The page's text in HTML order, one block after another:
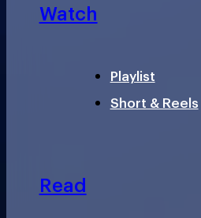
Watch
Playlist
Short & Reels
Read